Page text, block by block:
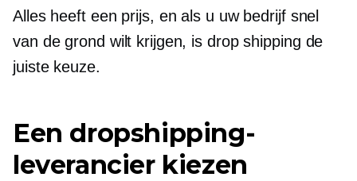
Alles heeft een prijs, en als u uw bedrijf snel
van de grond wilt krijgen, is drop shipping de
juiste keuze.
Een dropshipping-
leverancier kiezen